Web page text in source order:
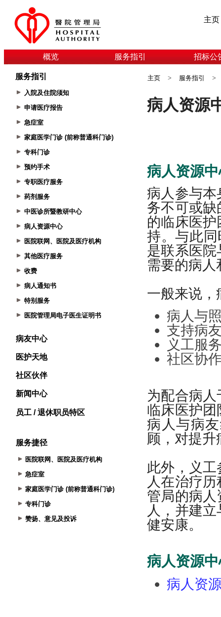
主页
概览 服务指引 招标公
服务指引
入院及住院须知
申请医疗报告
急症室
家庭医学门诊 (前称普通科门诊)
专科门诊
预约手术
专职医疗服务
药剂服务
中医诊所暨教研中心
病人资源中心
医院联网、医院及医疗机构
其他医疗服务
收费
病人通知书
特别服务
医院管理局电子医生证明书
病友中心
医护天地
社区伙伴
新闻中心
员工 / 退休职员特区
服务捷径
医院联网、医院及医疗机构
急症室
家庭医学门诊 (前称普通科门诊)
专科门诊
赞扬、意见及投诉
主页 > 服务指引 >